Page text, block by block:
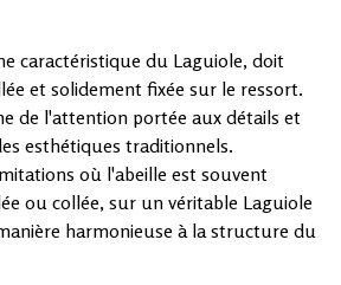
caractéristique du Laguiole, doit
et solidement fixée sur le ressort.
de l'attention portée aux détails et
esthétiques traditionnels.
où l'abeille est souvent
ou collée, sur un véritable Laguiole
harmonieuse à la structure du